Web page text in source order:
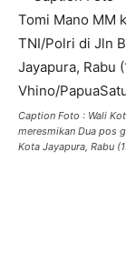
Caption Foto : Wali
meresmikan Dua pos
Kota Jayapura, Rabu